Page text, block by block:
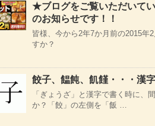
★ブログをご覧いただいて
のお知らせです！！
皆様、今から2年7か月前の2015年
すか？
餃子、饂飩、飢饉・・・漢
「ぎょうざ」と漢字で書く時に、
か？「餃」の左側を「飯 …